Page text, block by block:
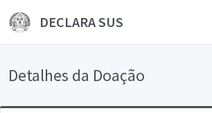
DECLARA SUS
Detalhes da Doação